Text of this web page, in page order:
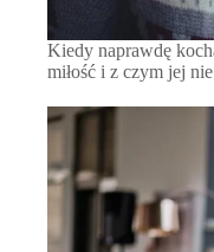
Kiedy naprawdę
miłość i z czym jej